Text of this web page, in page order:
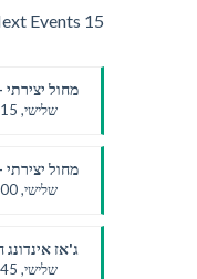
15 Next Events
מחול יצירתי
שלישי, 4:15 pm - 5:00 pm
יעלי
מחול
שלישי, 5:00 pm - 5:45 pm
יעלי
ג'אז
שלישי, 5:45 pm - 6:30 pm